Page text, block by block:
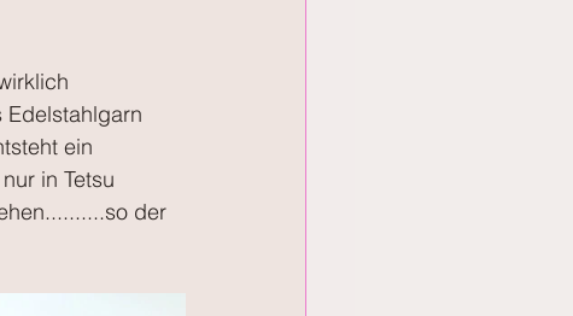
Edelstahlgarn
ein
in Tetsu
der